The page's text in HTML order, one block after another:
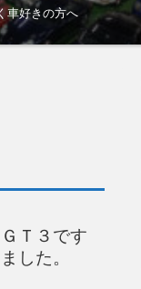
車好きの方へ
Ｔ３です
した。